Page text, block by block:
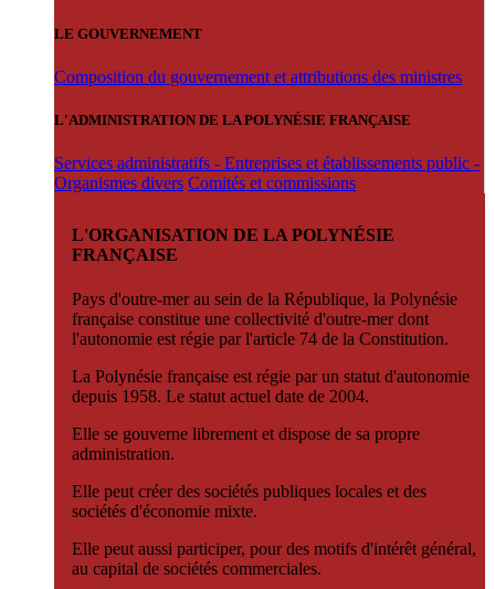
LE GOUVERNEMENT
Composition du gouvernement et attributions des ministres
L'ADMINISTRATION DE LA POLYNÉSIE FRANÇAISE
Services administratifs - Entreprises et établissements public -
Organismes divers Comités et commissions
L'ORGANISATION DE LA POLYNÉSIE
FRANÇAISE
Pays d'outre-mer au sein de la République, la Polynésie
française constitue une collectivité d'outre-mer dont
l'autonomie est régie par l'article 74 de la Constitution.
La Polynésie française est régie par un statut d'autonomie
depuis 1958. Le statut actuel date de 2004.
Elle se gouverne librement et dispose de sa propre
administration.
Elle peut créer des sociétés publiques locales et des
sociétés d'économie mixte.
Elle peut aussi participer, pour des motifs d'intérêt général,
au capital de sociétés commerciales.